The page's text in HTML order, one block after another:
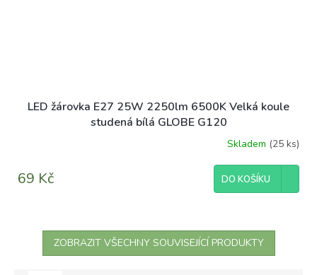
LED žárovka E27 25W 2250lm 6500K Velká koule
studená bílá GLOBE G120
Skladem (25 ks)
69 Kč DO KOŠÍKU
ZOBRAZIT VŠECHNY SOUVISEJÍCÍ PRODUKTY